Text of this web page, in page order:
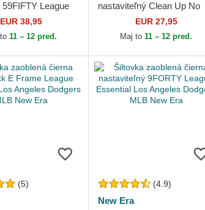
59FIFTY League
Angeles
New Era
EUR 38,95
to11 – 12 pred.
nastaviteľný Clean Up No
Loop Label Los Angeles
Dodgers MLB 47 Brand
EUR 27,95
Maj to11 – 12 pred.
(5) (4.9)
New Era